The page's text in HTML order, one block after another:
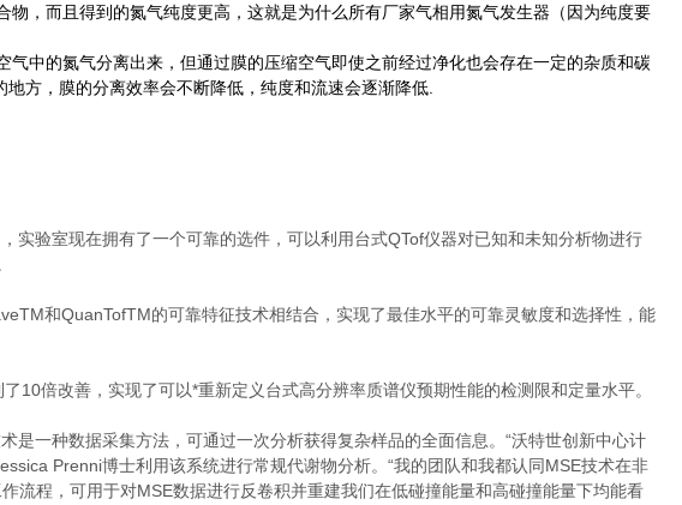
，而且得到的氮气纯度更高，这就是为什么所有厂家气相用氮气发生器（因为纯度要
中的氮气分离出来，但通过膜的压缩空气即使之前经过净化也会存在一定的杂质和碳
方，膜的分离效率会不断降低，纯度和流速会逐渐降低.
实验室现在拥有了一个可靠的选件，可以利用台式QTof仪器对已知和未知分析物进行
和QuanTofTM的可靠特征技术相结合，实现了最佳水平的可靠灵敏度和选择性，能
10倍改善，实现了可以*重新定义台式高分辨率质谱仪预期性能的检测限和定量水平。
是一种数据采集方法，可通过一次分析获得复杂样品的全面信息。“沃特世创新中心计
Prenni博士利用该系统进行常规代谢物分析。“我的团队和我都认同MSE技术在非
流程，可用于对MSE数据进行反卷积并重建我们在低碰撞能量和高碰撞能量下均能看